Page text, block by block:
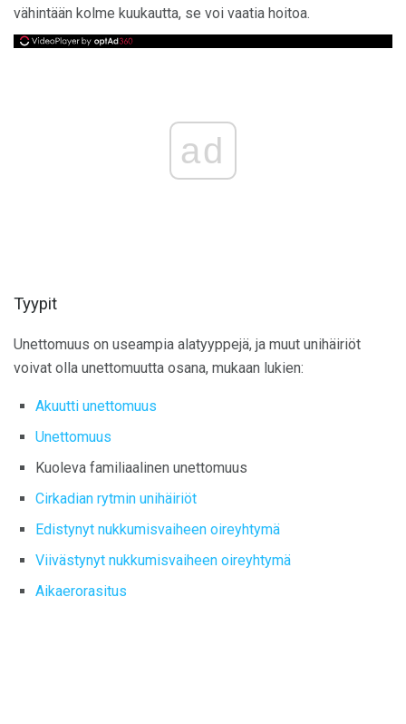
vähintään kolme kuukautta, se voi vaatia hoitoa.
ad
Tyypit
Unettomuus on useampia alatyyppejä, ja muut unihäiriöt
voivat olla unettomuutta osana, mukaan lukien:
Akuutti unettomuus
Unettomuus
Kuoleva familiaalinen unettomuus
Cirkadian rytmin unihäiriöt
Edistynyt nukkumisvaiheen oireyhtymä
Viivästynyt nukkumisvaiheen oireyhtymä
Aikaerorasitus